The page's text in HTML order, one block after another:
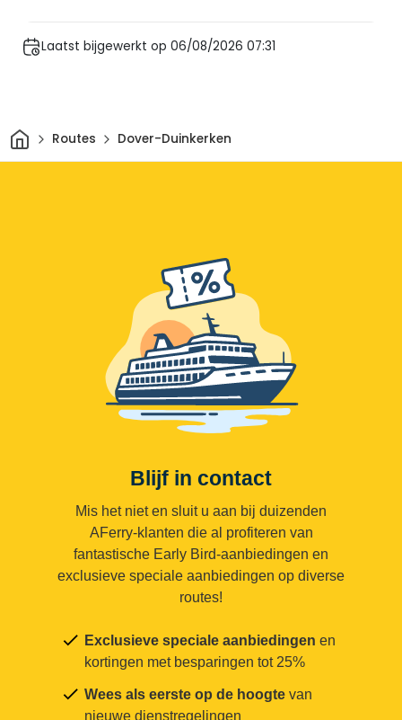
Laatst bijgewerkt op 06/08/2026 07:31
ThuisRoutes Dover-Duinkerken
Blijf in contact
Mis het niet en sluit u aan bij duizenden
AFerry-klanten die al profiteren van
fantastische Early Bird-aanbiedingen en
exclusieve speciale aanbiedingen op diverse
routes!
Exclusieve speciale aanbiedingen en
kortingen met besparingen tot 25%
Wees als eerste op de hoogte van
nieuwe dienstregelingen